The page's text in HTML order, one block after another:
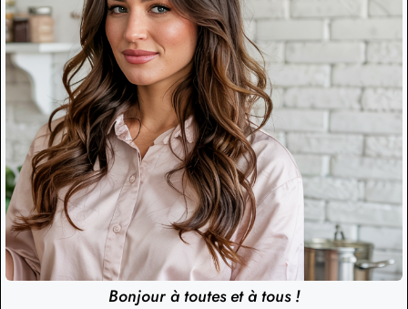
Bonjour à toutes et à tous !